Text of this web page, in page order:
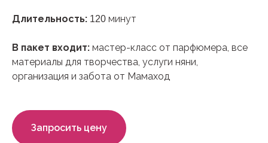
Длительность: 120 минут
В пакет входит: мастер-класс от парфюмера, все
материалы для творчества, услуги няни,
организация и забота от Мамаход
Запросить цену